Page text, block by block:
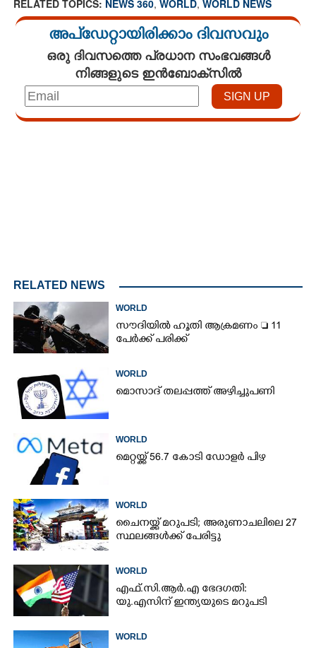
RELATED TOPICS: NEWS 360, WORLD, WORLD NEWS
അപ്ഡേറ്റായിരിക്കാം ദിവസവും
ഒരു ദിവസത്തെ പ്രധാന സംഭവങ്ങൾ
നിങ്ങളുടെ ഇൻബോക്സിൽ
RELATED NEWS
WORLD
സൗദിയിൽ ഹൂതി ആക്രമണം  11
പേർക്ക് പരിക്ക്
WORLD
മൊസാദ് തലപ്പത്ത് അഴിച്ചുപണി
WORLD
മെറ്റയ്ക്ക് 56.7 കോടി ഡോളർ പിഴ
WORLD
ചൈനയ്ക്ക് മറുപടി; അരുണാചലിലെ 27
സ്ഥലങ്ങൾക്ക് പേരിട്ടു
WORLD
എഫ്.സി.ആർ.എ ഭേദഗതി:
യു.എസിന് ഇന്ത്യയുടെ മറുപടി
WORLD